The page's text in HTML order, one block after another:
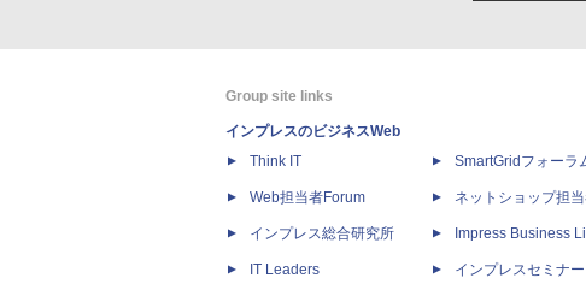
Group site links
インプレスのビジネスWeb
Think IT
Web担当者Forum
インプレス総合研究所
IT Leaders
SmartGridフォーラ
ネットショップ担
Impress Business
インプレスセミナー